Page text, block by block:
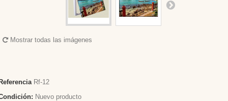
Mostrar todas las imágenes
Rf-12
Nuevo producto